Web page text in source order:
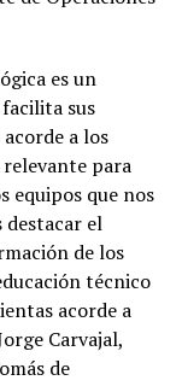
es un
sus
a los
relevante para
equipos que nos
destacar el
de los
técnico
acorde a
Carvajal,
de